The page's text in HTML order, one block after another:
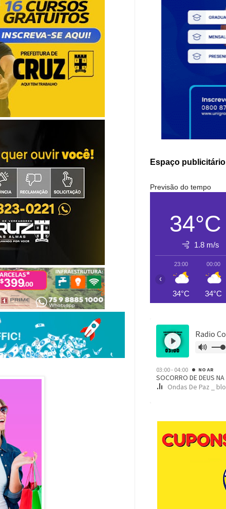
Espaço publicitário
Previsão do tempo
34°C
1.8 m/s
23:00
34°C
00:00
34°C
‹